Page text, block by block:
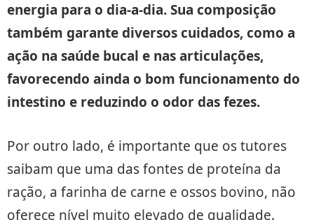
energia para o dia-a-dia. Sua composição
também garante diversos cuidados, como a
ação na saúde bucal e nas articulações,
favorecendo ainda o bom funcionamento do
intestino e reduzindo o odor das fezes.
Por outro lado, é importante que os tutores
saibam que uma das fontes de proteína da
ração, a farinha de carne e ossos bovino, não
oferece nível muito elevado de qualidade.